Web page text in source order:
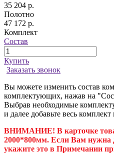
35 204 р.
Полотно
47 172 р.
Комплект
Состав
Купить
Заказать звонок
Вы можете изменить состав
комплектующих, нажав на
Выбрав необходимые
и далее добавьте весь
ВНИМАНИЕ! В карточке
2000*800мм. Если Вам нужна
укажите это в Примечании